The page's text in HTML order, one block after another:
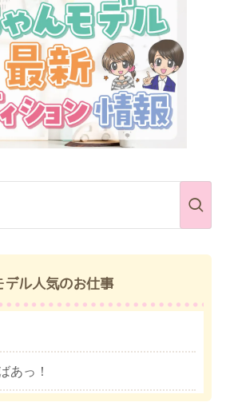
デル人気のお仕事
あっ！